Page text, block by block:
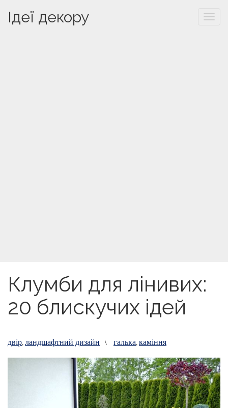
Ідеї декору
Клумби для лінивих:
20 блискучих ідей
двір,ландшафтний дизайн \ галька,каміння